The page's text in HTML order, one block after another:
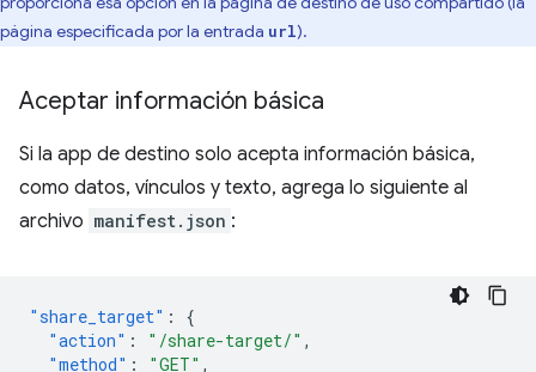
página especificada por la entrada url).
Aceptar información básica
Si la app de destino solo acepta información básica,
como datos, vínculos y texto, agrega lo siguiente al
archivo manifest.json :
"share_target" :
{
"action" : "/share-target/" ,
"method" : "GET" ,